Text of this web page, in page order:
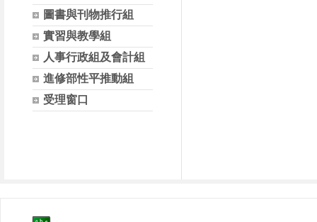
圖書與刊物推行組
實習與教學組
人事行政組及會計組
進修部性平推動組
受理窗口